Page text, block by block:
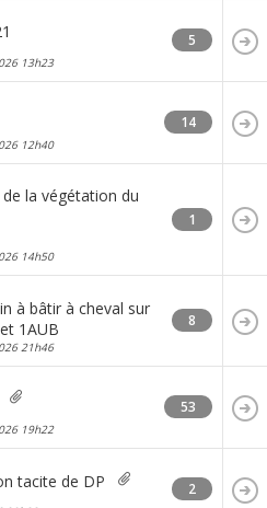
13h23
5
12h40
14
la végétation du
14h50
1
à bâtir à cheval sur
1AUB
21h46
8
19h22
53
tacite de DP 2